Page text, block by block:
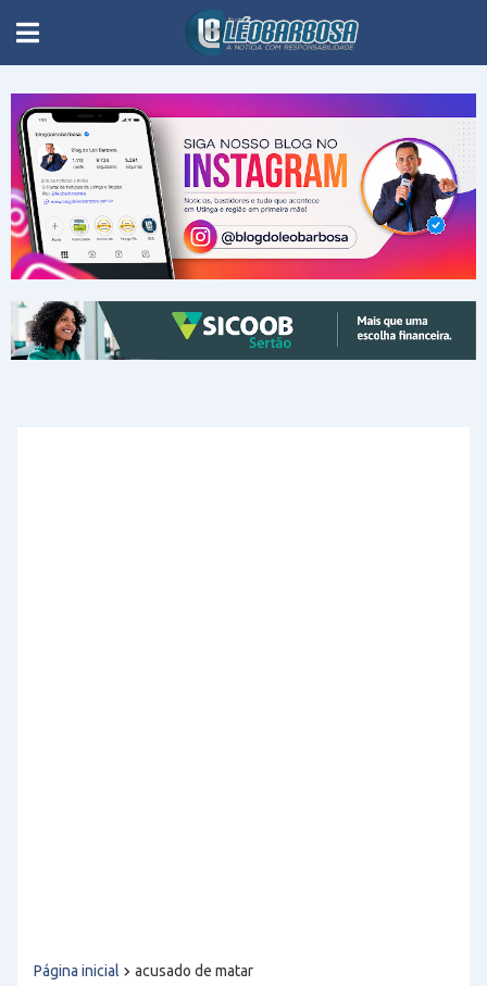
Página inicial acusado de matar